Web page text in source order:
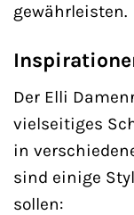
gewährleisten.
Der Elli
vielseitiges
in
sind einige
sollen: